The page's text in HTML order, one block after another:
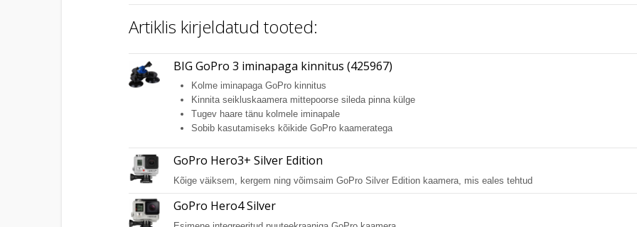
Artiklis kirjeldatud tooted:
BIG GoPro 3 iminapaga kinnitus (425967)
Kolme iminapaga GoPro kinnitus
Kinnita seikluskaamera mittepoorse sileda pinna külge
Tugev haare tänu kolmele iminapale
Sobib kasutamiseks kõikide GoPro kaameratega
GoPro Hero3+ Silver Edition
Kõige väiksem, kergem ning võimsaim GoPro Silver Edition kaamera, mis eales tehtud
GoPro Hero4 Silver